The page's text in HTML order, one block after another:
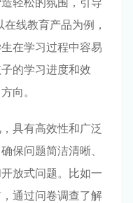
线教育产品为例，
在学习过程中容易
的学习进度和效
向。
具有高效性和广泛
保问题简洁清晰、
放式问题。比如一
通过问卷调查了解